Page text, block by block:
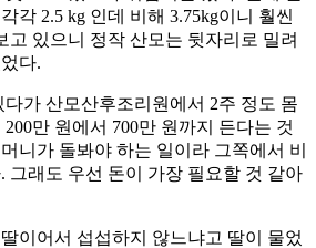
각 2.5 kg 인데 비해 3.75kg이니 훨씬
고 있으니 정작 산모는 뒷자리로 밀려
다.
가 산모산후조리원에서 2주 정도 몸
만 원에서 700만 원까지 든다는 것
니가 돌봐야 하는 일이라 그쪽에서 비
그래도 우선 돈이 가장 필요할 것 같아
이어서 섭섭하지 않느냐고 딸이 물었